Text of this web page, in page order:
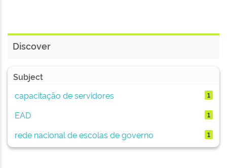
Discover
Subject
capacitação de servidores
1
EAD 1
rede nacional de escolas de governo 1